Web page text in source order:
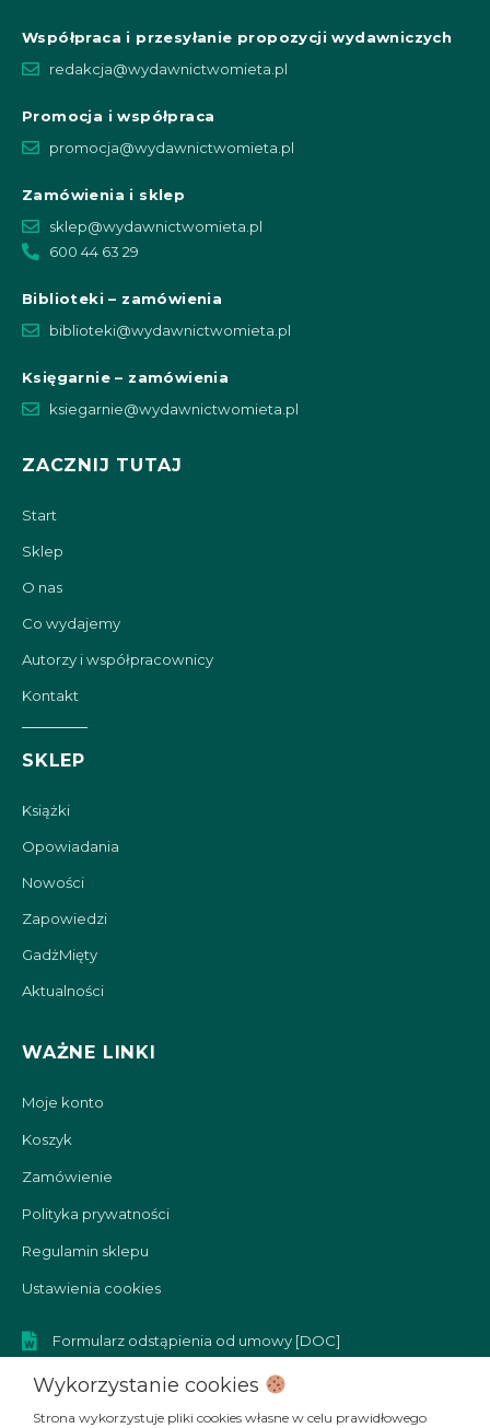
Współpraca i przesyłanie propozycji wydawniczych
redakcja@wydawnictwomieta.pl
Promocja i współpraca
promocja@wydawnictwomieta.pl
Zamówienia i sklep
sklep@wydawnictwomieta.pl
600 44 63 29
Biblioteki – zamówienia
biblioteki@wydawnictwomieta.pl
Księgarnie – zamówienia
ksiegarnie@wydawnictwomieta.pl
ZACZNIJ TUTAJ
Start
Sklep
O nas
Co wydajemy
Autorzy i współpracownicy
Kontakt
SKLEP
Książki
Opowiadania
Nowości
Zapowiedzi
GadżMięty
Aktualności
WAŻNE LINKI
Moje konto
Koszyk
Zamówienie
Polityka prywatności
Regulamin sklepu
Ustawienia cookies
Formularz odstąpienia od umowy [DOC]
Formularz reklamacyjny [DOC]
Wykorzystanie cookies
Strona wykorzystuje pliki cookies własne w celu prawidłowego